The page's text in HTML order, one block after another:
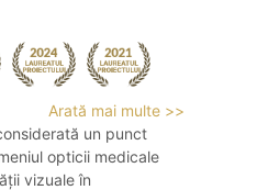
Arată mai multe >>
un punct
opticii medicale
vizuale în